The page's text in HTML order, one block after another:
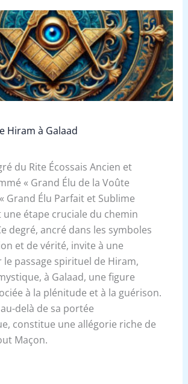
Hiram à Galaad
du Rite Écossais Ancien et
« Grand Élu de la Voûte
Grand Élu Parfait et Sublime
une étape cruciale du chemin
degré, ancré dans les symboles
et de vérité, invite à une
le passage spirituel de Hiram,
à Galaad, une figure
à la plénitude et à la guérison.
delà de sa portée
constitue une allégorie riche de
Maçon.